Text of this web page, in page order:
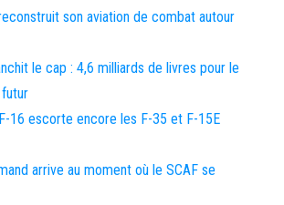
son aviation de combat autour
le cap : 4,6 milliards de livres pour le
16 escorte encore les F-35 et F-15E
arrive au moment où le SCAF se